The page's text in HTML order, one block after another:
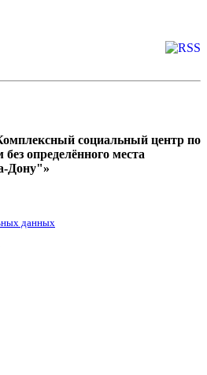
социальный центр по
определённого места
Дону"»
данных